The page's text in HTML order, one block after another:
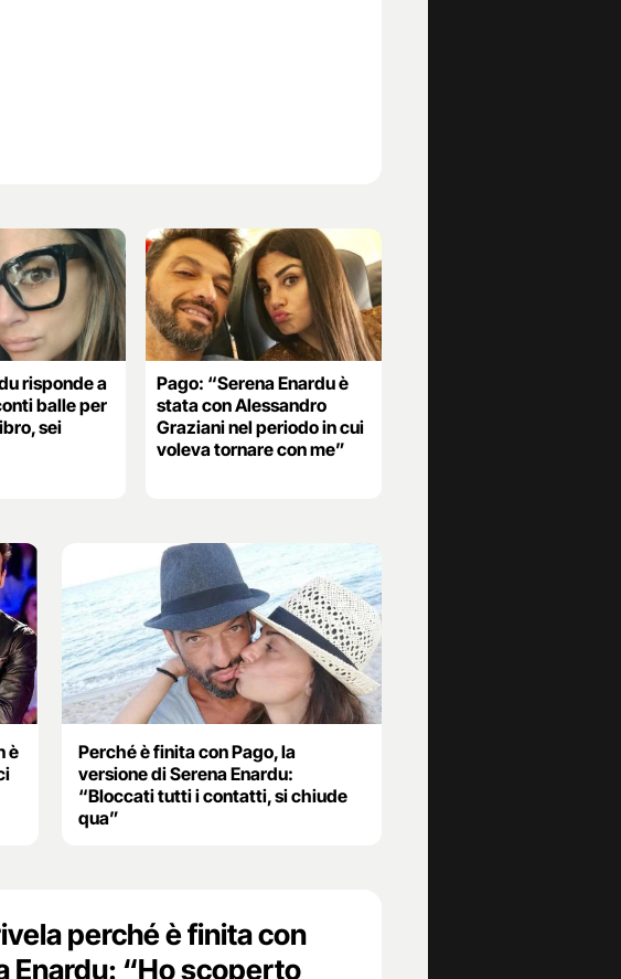
risponde a
balle per
sei
Pago: “Serena Enardu è
stata con Alessandro
Graziani nel periodo in cui
voleva tornare con me”
è
Perché è finita con Pago, la
versione di Serena Enardu:
“Bloccati tutti i contatti, si chiude
qua”
perché è finita con
Enardu: “Ho scoperto